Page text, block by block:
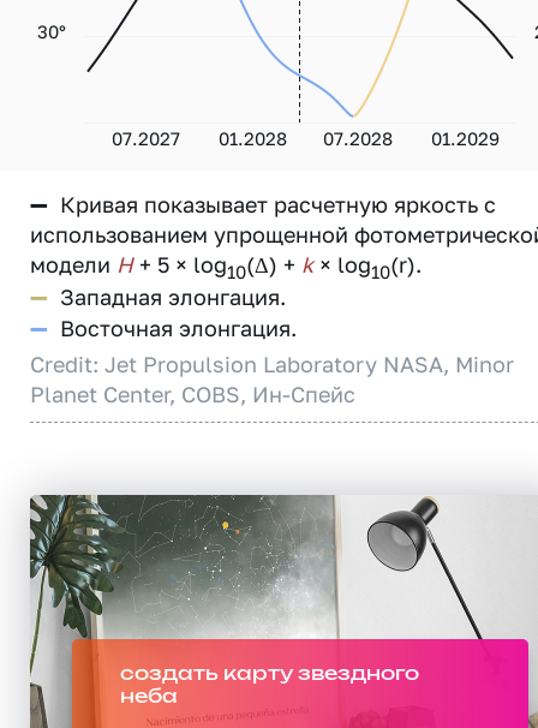
07.2027 01.2028 07.2028 01.2029
30°
— Кривая показывает расчетную яркость с
использованием упрощенной
модели H+ 5 × log10(Δ) + k× log10(r).
— Западная элонгация.
— Восточная элонгация.
Credit: Jet Propulsion Laboratory NASA, Minor
Planet Center, COBS, Ин-Спейс
создать карту звездного
неба